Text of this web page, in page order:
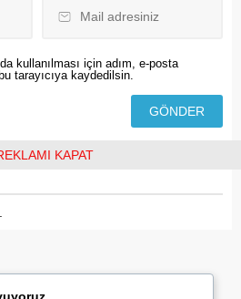
kullanılması için adım, e-posta
tarayıcıya kaydedilsin.
- 0 Yorum
KAPAT